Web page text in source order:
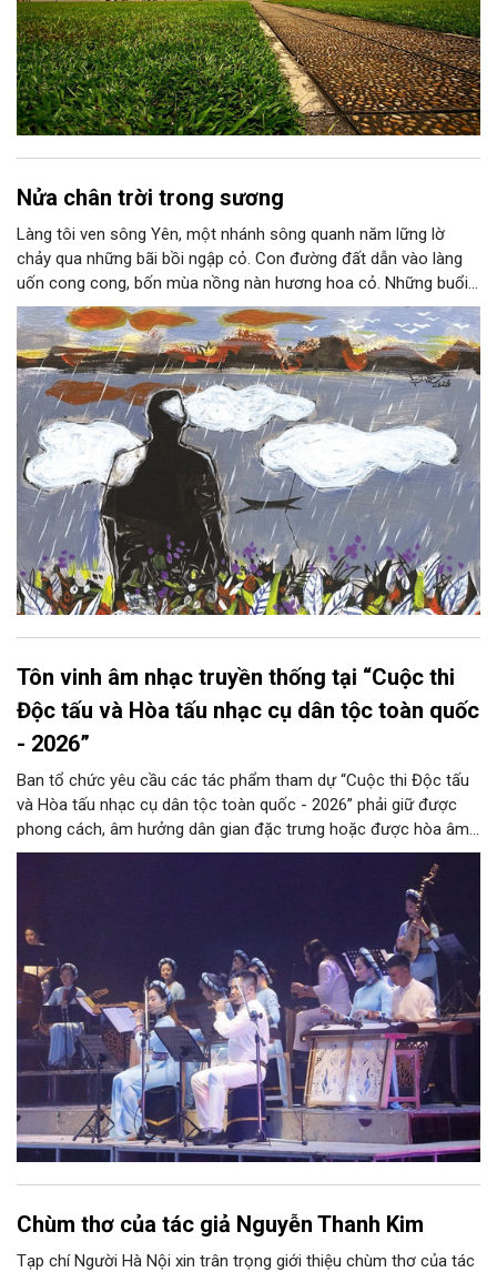
Nửa chân trời trong sương
Làng tôi ven sông Yên, một nhánh sông quanh năm lững lờ
chảy qua những bãi bồi ngập cỏ. Con đường đất dẫn vào làng
uốn cong cong, bốn mùa nồng nàn hương hoa cỏ. Những buổi
hoàng hôn, khi nắng đã dịu xuống phía cuối sông, đám hoa tím
lại thẫm màu như có ai vừa rắc lên một lớp khói.
Tôn vinh âm nhạc truyền thống tại “Cuộc thi
Độc tấu và Hòa tấu nhạc cụ dân tộc toàn quốc
- 2026”
Ban tổ chức yêu cầu các tác phẩm tham dự “Cuộc thi Độc tấu
và Hòa tấu nhạc cụ dân tộc toàn quốc - 2026” phải giữ được
phong cách, âm hưởng dân gian đặc trưng hoặc được hòa âm,
phối khí mới trên nền tảng làn điệu âm nhạc truyền thống Việt
Nam, đồng thời phải được trình diễn trực tiếp bằng nhạc cụ dân
Chùm thơ của tác giả Nguyễn Thanh Kim
Tạp chí Người Hà Nội xin trân trọng giới thiệu chùm thơ của tác